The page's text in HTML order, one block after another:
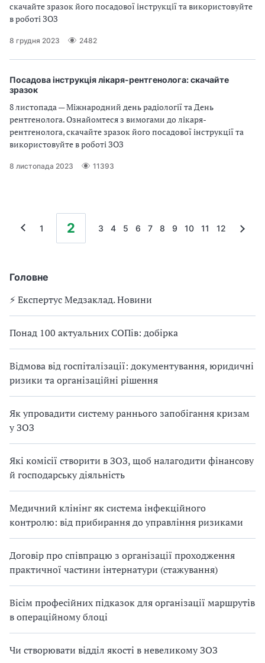
Головне
⚡️ Експертус Медзаклад. Новини
Понад 100 актуальних СОПів: добірка
Відмова від госпіталізації: документування, юридичні
ризики та організаційні рішення
Як упровадити систему раннього запобігання кризам
у ЗОЗ
Які комісії створити в ЗОЗ, щоб налагодити фінансову
й господарську діяльність
Медичний клінінг як система інфекційного
контролю: від прибирання до управління ризиками
Договір про співпрацю з організації проходження
практичної частини інтернатури (стажування)
Вісім професійних підказок для організації маршрутів
в операційному блоці
Чи створювати відділ якості в невеликому ЗОЗ
скачайте зразок його посадової інструкції та використовуйте
в роботі ЗОЗ
8 грудня 2023 2482
Посадова інструкція лікаря-рентгенолога: скачайте
зразок
8 листопада — Міжнародний день радіології та День
рентгенолога. Ознайомтеся з вимогами до лікаря-
рентгенолога, скачайте зразок його посадової інструкції та
використовуйте в роботі ЗОЗ
8 листопада 2023 11393
1 2 3 4 5 6 7 8 9 10 11 12